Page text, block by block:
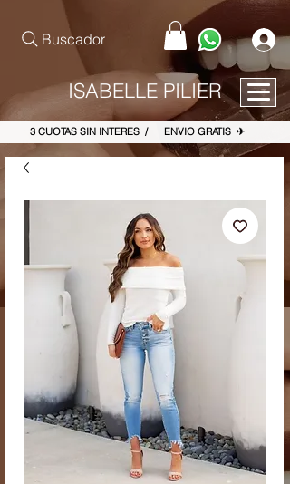
pinterest-site-verification=867dbab807973b9ac409c90f1d7cea8f
3 CUOTAS SIN INTERES / ENVIO GRATIS ✈
ISABELLE PILIER
Buscador